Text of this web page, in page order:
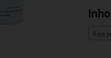
Kies